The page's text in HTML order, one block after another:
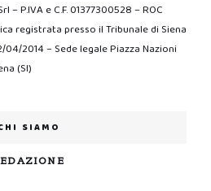
– P.IVA e C.F. 01377300528 – ROC
registrata presso il Tribunale di Siena
04/2014 – Sede legale Piazza Nazioni
(SI)
SIAMO